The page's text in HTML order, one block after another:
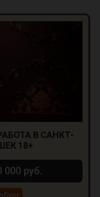
В САНКТ-
18+
000 руб.